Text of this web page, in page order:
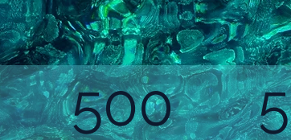
500